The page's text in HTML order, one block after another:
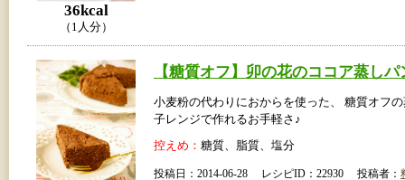
36kcal
（1人分）
【糖質オフ】卯の花のココア蒸しパ
小麦粉の代わりにおからを使った、 糖質オフ
子レンジで作れるお手軽さ♪
控えめ： 糖質、脂質、塩分
投稿日：2014-06-28 レシピID：22930 投稿者：